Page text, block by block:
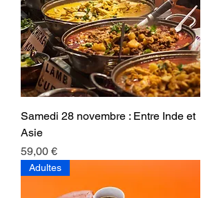
Samedi 28 novembre : Entre Inde et
Asie
Prix
59,00 €
Adultes